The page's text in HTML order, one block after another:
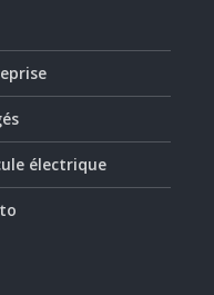
électrique